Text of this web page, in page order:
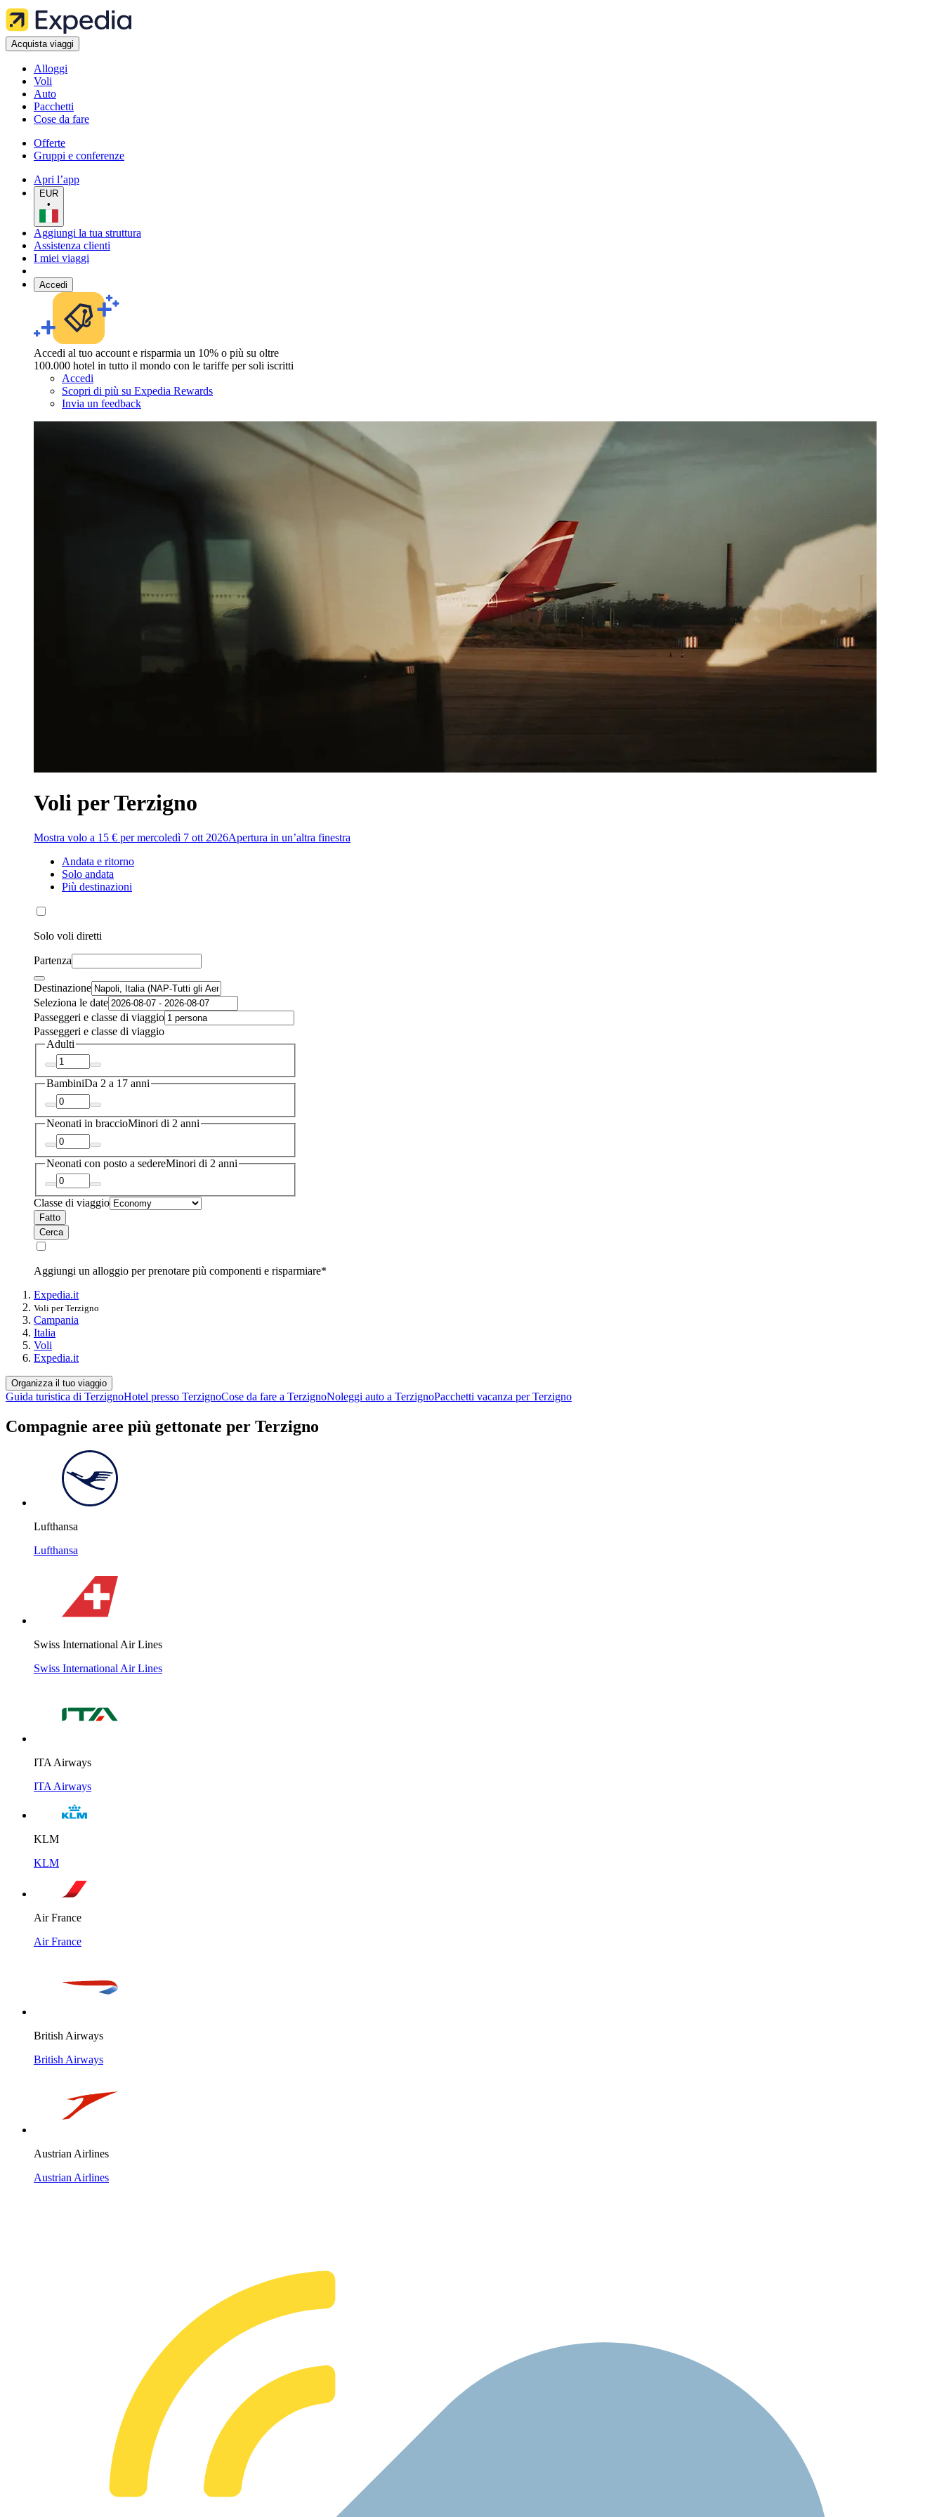
Acquista viaggi
Alloggi
Voli
Auto
Pacchetti
Cose da fare
Offerte
Gruppi e conferenze
Apri l’app
EUR
•
Aggiungi la tua struttura
Assistenza clienti
I miei viaggi
Accedi
Accedi al tuo account e risparmia un 10% o più su oltre
100.000 hotel in tutto il mondo con le tariffe per soli iscritti
Accedi
Scopri di più su Expedia Rewards
Invia un feedback
Voli per Terzigno
Mostra volo a 15 € per mercoledì 7 ott 2026Apertura in un’altra finestra
Andata e ritorno
Solo andata
Più destinazioni
Solo voli diretti
Partenza
Destinazione
Seleziona le date
Passeggeri e classe di viaggio
Passeggeri e classe di viaggio
Adulti
BambiniDa 2 a 17 anni
Neonati in braccioMinori di 2 anni
Neonati con posto a sedereMinori di 2 anni
Classe di viaggio
Fatto
Cerca
Aggiungi un alloggio per prenotare più componenti e risparmiare*
Expedia.it
Voli per Terzigno
Campania
Italia
Voli
Expedia.it
Organizza il tuo viaggio
Guida turistica di TerzignoHotel presso TerzignoCose da fare a TerzignoNoleggi auto a TerzignoPacchetti vacanza per Terzigno
Compagnie aree più gettonate per Terzigno
Lufthansa
Lufthansa
Swiss International Air Lines
Swiss International Air Lines
ITA Airways
ITA Airways
KLM
KLM
Air France
Air France
British Airways
British Airways
Austrian Airlines
Austrian Airlines